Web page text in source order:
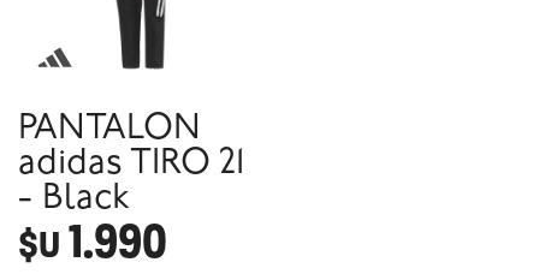
PANTALON
adidas TIRO 21
- Black
$U 1.990